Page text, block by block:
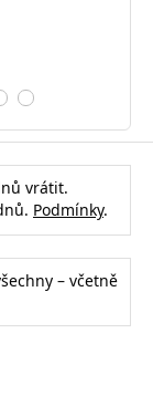
vrátit.
Podmínky.
– včetně